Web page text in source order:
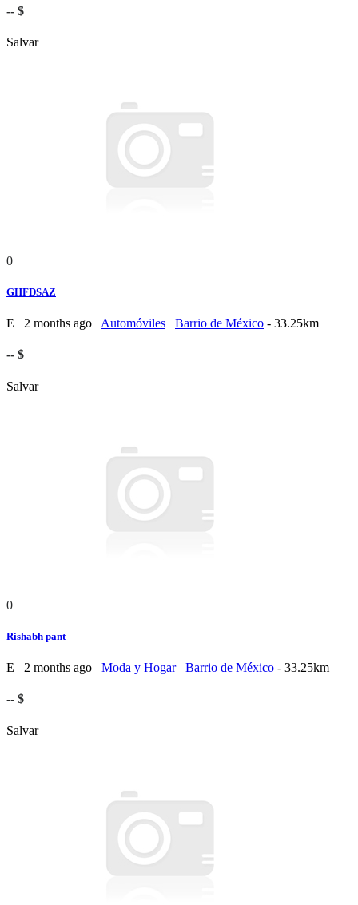
-- $
Salvar
0
GHFDSAZ
E 2 months ago Automóviles Barrio de México - 33.25km
-- $
Salvar
0
Rishabh pant
E 2 months ago Moda y Hogar Barrio de México - 33.25km
-- $
Salvar